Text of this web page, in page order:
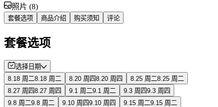
照片 (8)
套餐选项 商品介绍 购买须知 评论
套餐选项
选择日期
8.18 周二8.18 周二 8.20 周四8.20 周四 8.25 周二8.25 周二
8.27 周四8.27 周四 9.1 周二9.1 周二 9.3 周四9.3 周四
9.8 周二9.8 周二 9.10 周四9.10 周四 9.15 周二9.15 周二